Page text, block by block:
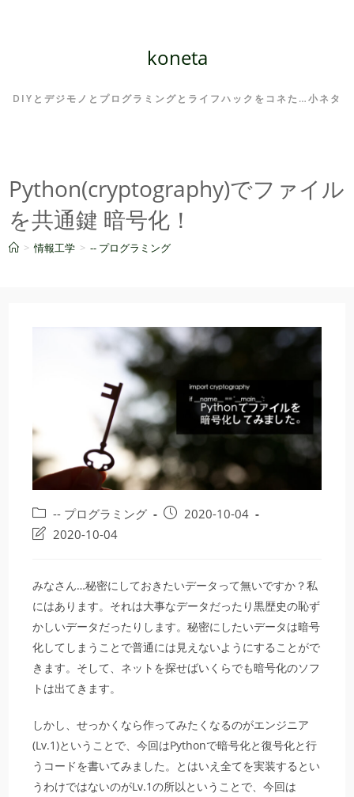
koneta
DIYとデジモノとプログラミングとライフハックをコネた…小ネタ
Python(cryptography)でファイル
を共通鍵 暗号化！
> 情報工学 > -- プログラミング
投
稿
ゴ
リ
ー:
-- プログラミング
投
日:
2020-10-04
投
最
終
変
更
日:
2020-10-04
みなさん…秘密にしておきたいデータって無いですか？私
にはあります。それは大事なデータだったり黒歴史の恥ず
かしいデータだったりします。秘密にしたいデータは暗号
化してしまうことで普通には見えないようにすることがで
きます。そして、ネットを探せばいくらでも暗号化のソフ
トは出てきます。
しかし、せっかくなら作ってみたくなるのがエンジニア
(Lv.1)ということで、今回はPythonで暗号化と復号化と行
うコードを書いてみました。とはいえ全てを実装するとい
うわけではないのがLv.1の所以ということで、今回は